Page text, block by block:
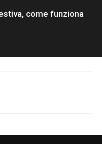
come funziona